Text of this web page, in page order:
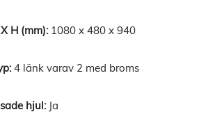
1080 x 480 x 940
4 länk varav 2 med broms
Ja